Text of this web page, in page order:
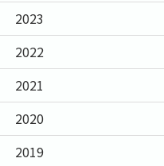
2023
2022
2021
2020
2019